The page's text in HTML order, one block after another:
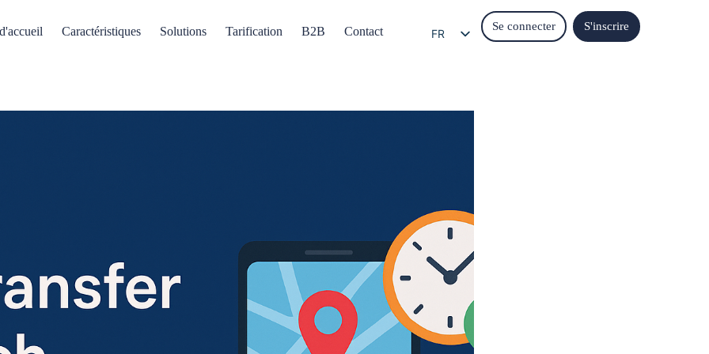
Caractéristiques Solutions Tarification B2B Contact FR
IT
Se connecter S'inscrire